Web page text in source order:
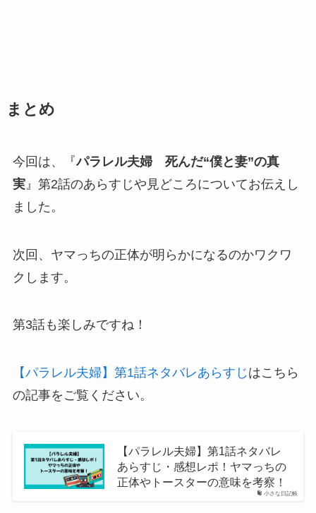
まとめ
今回は、『パラレル夫婦 死んだ“僕と妻”の真
実』第2話のあらすじや見どころについてお伝えし
ました。
次回、ヤマっちの正体が明らかになるのかワクワ
クします。
第3話も楽しみですね！
【パラレル夫婦】第1話ネタバレあらすじはこちら
の記事をご覧ください。
小さな日記帳
【パラレル夫婦】第1話ネタバレ
あらすじ・感想レポ！ヤマっちの
正体やトースターの意味を考察！